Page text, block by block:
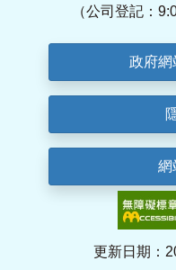
（公司登記：
政府網
網
更新日期：